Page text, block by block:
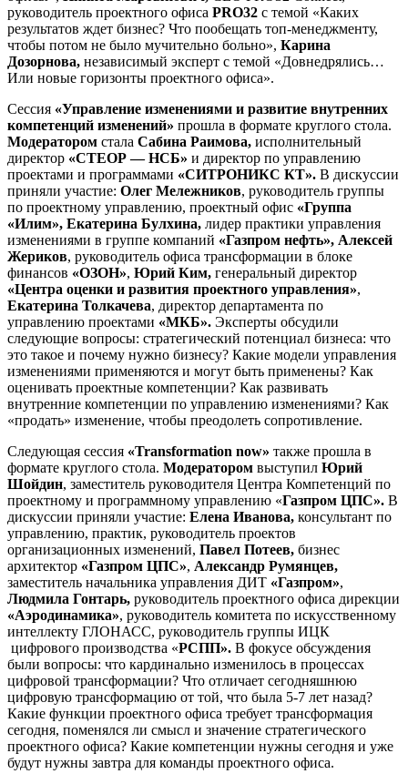
руководитель проектного офиса PRO32 с темой «Каких
результатов ждет бизнес? Что пообещать топ-менеджменту,
чтобы потом не было мучительно больно», Карина
Дозорнова, независимый эксперт с темой «Довнедрялись…
Или новые горизонты проектного офиса».
Сессия «Управление изменениями и развитие внутренних
компетенций изменений» прошла в формате круглого стола.
Модератором стала Сабина Раимова, исполнительный
директор «СТЕОР — НСБ» и директор по управлению
проектами и программами «СИТРОНИКС КТ». В дискуссии
приняли участие: Олег Мележников, руководитель группы
по проектному управлению, проектный офис «Группа
«Илим», Екатерина Булхина, лидер практики управления
изменениями в группе компаний «Газпром нефть», Алексей
Жериков, руководитель офиса трансформации в блоке
финансов «ОЗОН», Юрий Ким, генеральный директор
«Центра оценки и развития проектного управления»,
Екатерина Толкачева, директор департамента по
управлению проектами «МКБ». Эксперты обсудили
следующие вопросы: стратегический потенциал бизнеса: что
это такое и почему нужно бизнесу? Какие модели управления
изменениями применяются и могут быть применены? Как
оценивать проектные компетенции? Как развивать
внутренние компетенции по управлению изменениями? Как
«продать» изменение, чтобы преодолеть сопротивление.
Следующая сессия «Transformation now» также прошла в
формате круглого стола. Модератором выступил Юрий
Шойдин, заместитель руководителя Центра Компетенций по
проектному и программному управлению «Газпром ЦПС». В
дискуссии приняли участие: Елена Иванова, консультант по
управлению, практик, руководитель проектов
организационных изменений, Павел Потеев, бизнес
архитектор «Газпром ЦПС», Александр Румянцев,
заместитель начальника управления ДИТ «Газпром»,
Людмила Гонтарь, руководитель проектного офиса дирекции
«Аэродинамика», руководитель комитета по искусственному
интеллекту ГЛОНАСС, руководитель группы ИЦК
цифрового производства «РСПП». В фокусе обсуждения
были вопросы: что кардинально изменилось в процессах
цифровой трансформации? Что отличает сегодняшнюю
цифровую трансформацию от той, что была 5-7 лет назад?
Какие функции проектного офиса требует трансформация
сегодня, поменялся ли смысл и значение стратегического
проектного офиса? Какие компетенции нужны сегодня и уже
будут нужны завтра для команды проектного офиса.